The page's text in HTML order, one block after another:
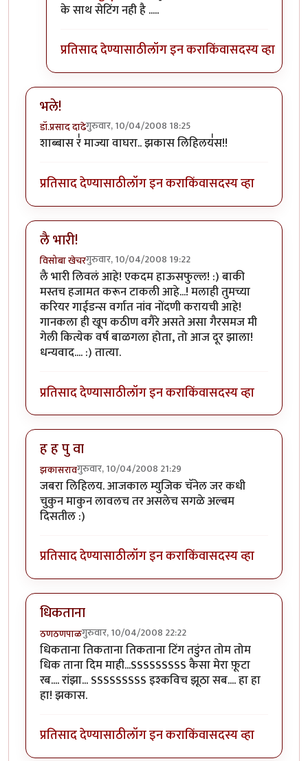
के साथ सेटिंग नही है .....
प्रतिसाद देण्यासाठीलॉग इन कराकिंवासदस्य व्हा
भले!
डॉ.प्रसाद दाढेगुरुवार, 10/04/2008 18:25
शाब्बास र॑ माज्या वाघरा.. झकास लिहिलय॑स!!
प्रतिसाद देण्यासाठीलॉग इन कराकिंवासदस्य व्हा
लै भारी!
विसोबा खेचरगुरुवार, 10/04/2008 19:22
लै भारी लिवलं आहे! एकदम हाऊसफुल्ल! :) बाकी
मस्तच हजामत करून टाकली आहे...! मलाही तुमच्या
करियर गाईडन्स वर्गात नांव नोंदणी करायची आहे!
गानकला ही खूप कठीण वगैरे असते असा गैरसमज मी
गेली कित्येक वर्ष बाळगला होता, तो आज दूर झाला!
धन्यवाद.... :) तात्या.
प्रतिसाद देण्यासाठीलॉग इन कराकिंवासदस्य व्हा
ह ह पु वा
झकासरावगुरुवार, 10/04/2008 21:29
जबरा लिहिलय. आजकाल म्युजिक चॅनेल जर कधी
चुकुन माकुन लावलच तर असलेच सगळे अल्बम
दिसतील :)
प्रतिसाद देण्यासाठीलॉग इन कराकिंवासदस्य व्हा
धिकताना
ठणठणपाळगुरुवार, 10/04/2008 22:22
धिकताना तिकताना तिकताना टिंग तडुंग्त तोम तोम
धिक ताना दिम माही...SSSSSSSSS कैसा मेरा फ़ूटा
रब.... रांझा... SSSSSSSSS इश्कविच झूठा सब.... हा हा
हा! झकास.
प्रतिसाद देण्यासाठीलॉग इन कराकिंवासदस्य व्हा